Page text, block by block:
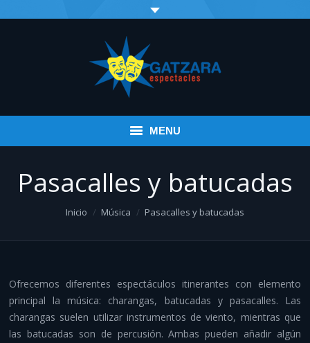
MENU
Despedidas y aventura
Pasacalles y batucadas
You are here:Inicio Música Pasacalles y batucadas
Ofrecemos diferentes espectáculos itinerantes con elemento
principal la música: charangas, batucadas y pasacalles. Las
charangas suelen utilizar instrumentos de viento, mientras que
las batucadas son de percusión. Ambas pueden añadir algún